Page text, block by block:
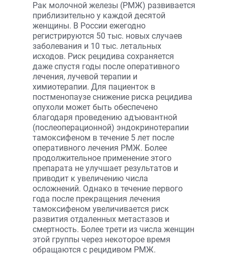
Рак молочной железы (РМЖ) развивается
приблизительно у каждой десятой
женщины. В России ежегодно
регистрируются 50 тыс. новых случаев
заболевания и 10 тыс. летальных
исходов. Риск рецидива сохраняется
даже спустя годы после оперативного
лечения, лучевой терапии и
химиотерапии. Для пациенток в
постменопаузе снижение риска рецидива
опухоли может быть обеспечено
благодаря проведению адъювантной
(послеоперационной) эндокринотерапии
тамоксифеном в течение 5 лет после
оперативного лечения РМЖ. Более
продолжительное применение этого
препарата не улучшает результатов и
приводит к увеличению числа
осложнений. Однако в течение первого
года после прекращения лечения
тамоксифеном увеличивается риск
развития отдаленных метастазов и
смертность. Более трети из числа женщин
этой группы через некоторое время
обращаются с рецидивом РМЖ.